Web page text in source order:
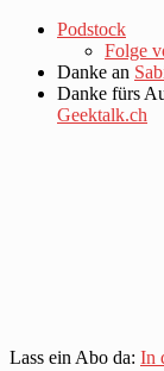
Podstock
Folge
Danke an
Danke fürs
Geektalk.ch
Lass ein Abo da: In